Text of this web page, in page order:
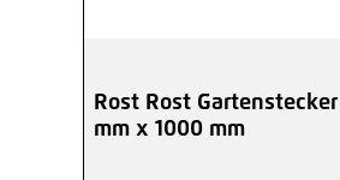
Rost Rost
mm x 1000 mm